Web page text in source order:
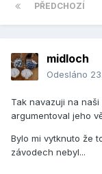
PŘEDCHOZÍ
midloch
Odesláno
Tak navazuji na
argumentoval jeho
Bylo mi vytknuto že
závodech nebyl...